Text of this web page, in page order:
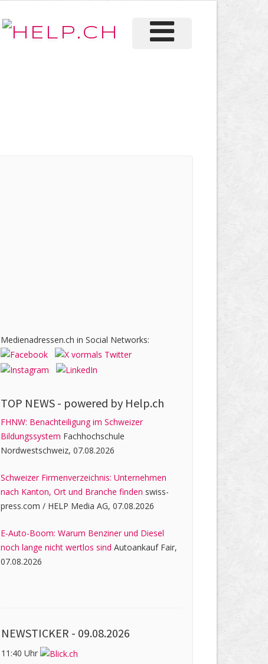
Medienadressen.ch in Social Networks:
TOP NEWS - powered by Help.ch
FHNW: Benachteiligung im Schweizer
Bildungssystem Fachhochschule
Nordwestschweiz, 07.08.2026
Schweizer Firmenverzeichnis: Unternehmen
nach Kanton, Ort und Branche finden swiss-
press.com / HELP Media AG, 07.08.2026
E-Auto-Boom: Warum Benziner und Diesel
noch lange nicht wertlos sind Autoankauf Fair,
07.08.2026
NEWSTICKER - 09.08.2026
11:40 Uhr